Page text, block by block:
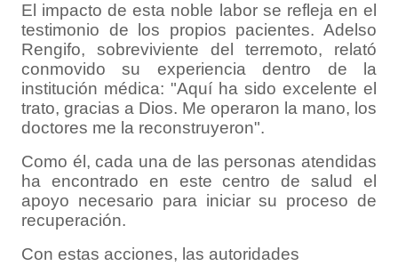
​El impacto de esta noble labor se refleja en el
testimonio de los propios pacientes. Adelso
Rengifo, sobreviviente del terremoto, relató
conmovido su experiencia dentro de la
institución médica: "Aquí ha sido excelente el
trato, gracias a Dios. Me operaron la mano, los
doctores me la reconstruyeron".
Como él, cada una de las personas atendidas
ha encontrado en este centro de salud el
apoyo necesario para iniciar su proceso de
recuperación.
Con estas acciones, las autoridades